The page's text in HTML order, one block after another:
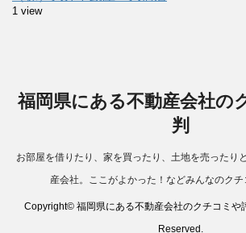
1 view
福岡県にある不動産会社の
判
お部屋を借りたり、家を買ったり、土地を売ったり
産会社。ここがよかった！などみんなのクチ
Copyright© 福岡県にある不動産会社のクチコミ
Reserved.